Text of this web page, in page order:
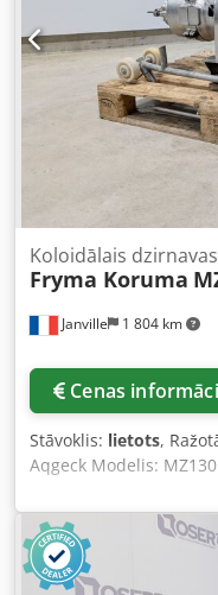
Janville 1 804 km
Koloidālais dzirnavas
Fryma Koruma
Cenas
Stāvoklis: lietots,
Aqgeck Modelis:
apm. 15 kW Aptuvenā
7000 l/h Produkta